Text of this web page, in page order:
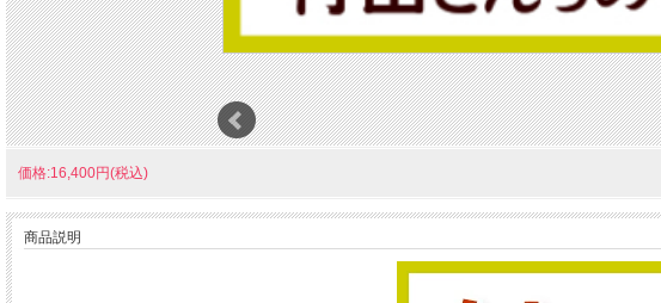
価格:16,400円(税込)
商品説明